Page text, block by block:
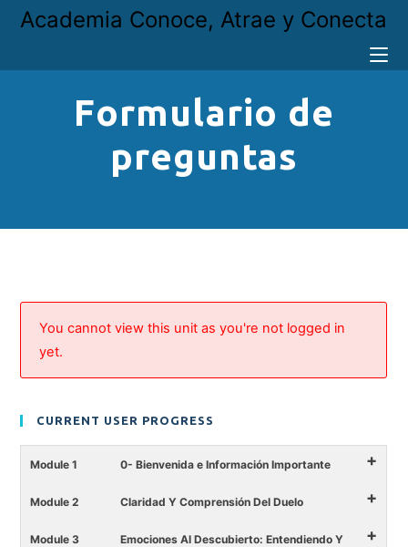
Academia Conoce, Atrae y Conecta
Formulario de
preguntas
You cannot view this unit as you're not logged in
yet.
CURRENT USER PROGRESS
Module 1 0- Bienvenida e Información Importante +
Module 2 Claridad Y Comprensión Del Duelo +
Module 3
Emociones Al Descubierto: Entendiendo Y
+